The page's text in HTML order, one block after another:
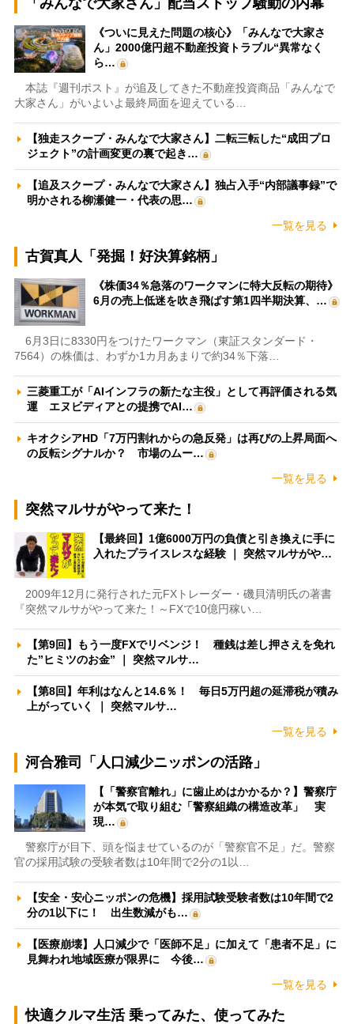
《ついに見えた問題の核心》「みんなで大家さ
ん」2000億円超不動産投資トラブル“異常なく
ら…
本誌『週刊ポスト』が追及してきた不動産投資商品「みんなで
大家さん」がいよいよ最終局面を迎えている…
【独走スクープ・みんなで大家さん】二転三転した“成田プロ
ジェクト”の計画変更の裏で起き…
【追及スクープ・みんなで大家さん】独占入手“内部議事録”で
明かされる柳瀬健一・代表の思…
一覧を見る
古賀真人「発掘！好決算銘柄」
《株価34％急落のワークマンに特大反転の期待》
6月の売上低迷を吹き飛ばす第1四半期決算、…
6月3日に8330円をつけたワークマン（東証スタンダード・
7564）の株価は、わずか1カ月あまりで約34％下落…
三菱重工が「AIインフラの新たな主役」として再評価される気
運 エヌビディアとの提携でAI…
キオクシアHD「7万円割れからの急反発」は再びの上昇局面へ
の反転シグナルか？ 市場のムー…
一覧を見る
突然マルサがやって来た！
【最終回】1億6000万円の負債と引き換えに手に
入れたプライスレスな経験 ｜ 突然マルサがや…
2009年12月に発行された元FXトレーダー・磯貝清明氏の著書
『突然マルサがやって来た！～FXで10億円稼い…
【第9回】もう一度FXでリベンジ！ 種銭は差し押さえを免れ
た”ヒミツのお金” ｜ 突然マルサ…
【第8回】年利はなんと14.6％！ 毎日5万円超の延滞税が積み
上がっていく ｜ 突然マルサ…
一覧を見る
河合雅司「人口減少ニッポンの活路」
【「警察官離れ」に歯止めはかかるか？】警察庁
が本気で取り組む「警察組織の構造改革」 実
現…
警察庁が目下、頭を悩ませているのが「警察官不足」だ。警察
官の採用試験の受験者数は10年間で2分の1以…
【安全・安心ニッポンの危機】採用試験受験者数は10年間で2
分の1以下に！ 出生数減がも…
【医療崩壊】人口減少で「医師不足」に加えて「患者不足」に
見舞われ地域医療が限界に 今後…
一覧を見る
快適クルマ生活 乗ってみた、使ってみた